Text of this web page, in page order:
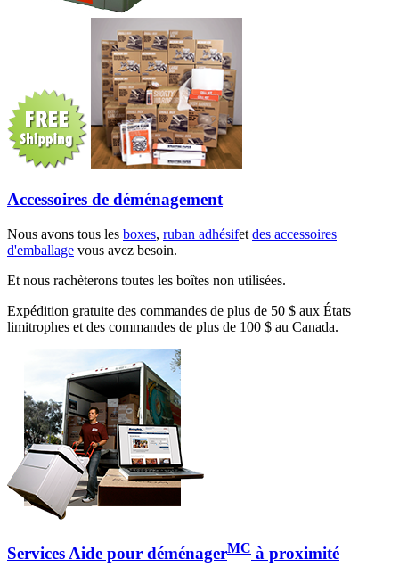
Accessoires de déménagement
Nous avons tous les boxes, ruban adhésifet des accessoires
d'emballage vous avez besoin.
Et nous rachèterons toutes les boîtes non utilisées.
Expédition gratuite des commandes de plus de 50 $ aux États
limitrophes et des commandes de plus de 100 $ au Canada.
Services Aide pour déménagerMC à proximité